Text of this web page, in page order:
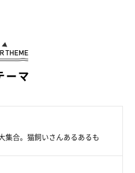
ーマ
集合。猫飼いさんあるあるも